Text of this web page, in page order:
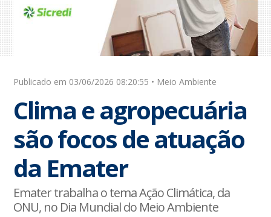
Publicado em 03/06/2026 08:20:55 • Meio Ambiente
Clima e agropecuária
são focos de atuação
da Emater
Emater trabalha o tema Ação Climática, da
ONU, no Dia Mundial do Meio Ambiente